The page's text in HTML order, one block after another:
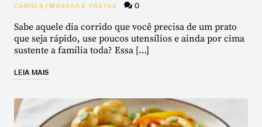
CARNES/MASSAS E PASTAS 0
Sabe aquele dia corrido que você precisa de um prato
que seja rápido, use poucos utensílios e ainda por cima
sustente a família toda? Essa […]
LEIA MAIS